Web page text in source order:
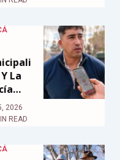
La
2026
READ